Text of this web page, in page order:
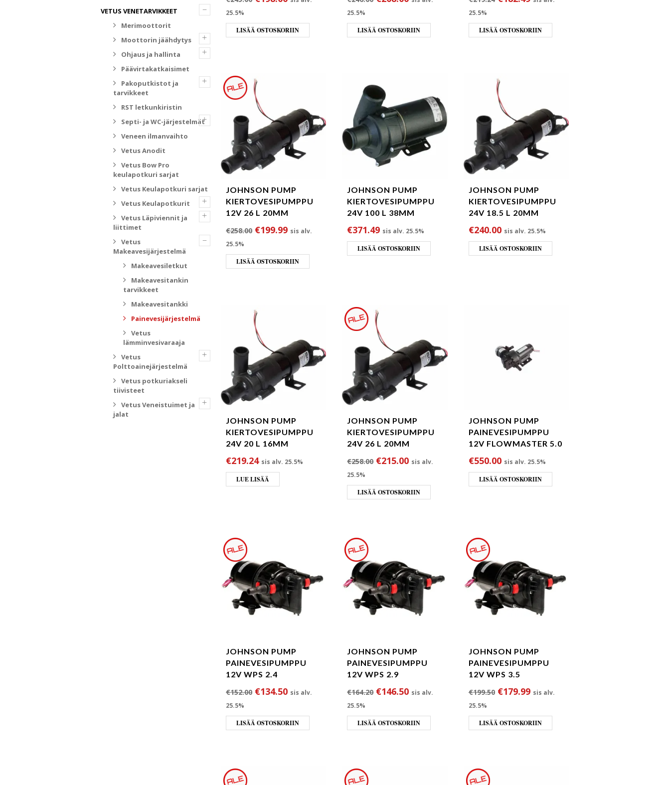
–
VETUS VENETARVIKKEET
Merimoottorit
+
Moottorin jäähdytys
+
Ohjaus ja hallinta
Päävirtakatkaisimet
+
Pakoputkistot ja
tarvikkeet
RST letkunkiristin
+
Septi- ja WC-järjestelmät
Veneen ilmanvaihto
Vetus Anodit
Vetus Bow Pro
keulapotkuri sarjat
Vetus Keulapotkuri sarjat
+
Vetus Keulapotkurit
+
Vetus Läpiviennit ja
liittimet
–
Vetus
Makeavesijärjestelmä
Makeavesiletkut
Makeavesitankin
tarvikkeet
Makeavesitankki
Painevesijärjestelmä
Vetus
lämminvesivaraaja
+
Vetus
Polttoainejärjestelmä
Vetus potkuriakseli
tiivisteet
+
Vetus Veneistuimet ja
jalat
25.5%
LISÄÄ OSTOSKORIIN
25.5%
LISÄÄ OSTOSKORIIN
25.5%
LISÄÄ OSTOSKORIIN
JOHNSON PUMP
KIERTOVESIPUMPPU
12V 26 L 20MM
€258.00 Alkuperäinen hinta oli: €258.00.
€199.99Nykyinen hinta on: €199.99.
sis alv.
25.5%
LISÄÄ OSTOSKORIIN
JOHNSON PUMP
KIERTOVESIPUMPPU
24V 100 L 38MM
€371.49 sis alv. 25.5%
LISÄÄ OSTOSKORIIN
JOHNSON PUMP
KIERTOVESIPUMPPU
24V 18.5 L 20MM
€240.00 sis alv. 25.5%
LISÄÄ OSTOSKORIIN
JOHNSON PUMP
KIERTOVESIPUMPPU
24V 20 L 16MM
€219.24 sis alv. 25.5%
LUE LISÄÄ
JOHNSON PUMP
KIERTOVESIPUMPPU
24V 26 L 20MM
€258.00 Alkuperäinen hinta oli: €258.00.
€215.00Nykyinen hinta on: €215.00.
sis alv.
25.5%
LISÄÄ OSTOSKORIIN
JOHNSON PUMP
PAINEVESIPUMPPU
12V FLOWMASTER 5.0
€550.00 sis alv. 25.5%
LISÄÄ OSTOSKORIIN
JOHNSON PUMP
PAINEVESIPUMPPU
12V WPS 2.4
€152.00 Alkuperäinen hinta oli: €152.00.
€134.50Nykyinen hinta on: €134.50.
sis alv.
25.5%
LISÄÄ OSTOSKORIIN
JOHNSON PUMP
PAINEVESIPUMPPU
12V WPS 2.9
€164.20 Alkuperäinen hinta oli: €164.20.
€146.50Nykyinen hinta on: €146.50.
sis alv.
25.5%
LISÄÄ OSTOSKORIIN
JOHNSON PUMP
PAINEVESIPUMPPU
12V WPS 3.5
€199.50 Alkuperäinen hinta oli: €199.50.
€179.99Nykyinen hinta on: €179.99.
sis alv.
25.5%
LISÄÄ OSTOSKORIIN